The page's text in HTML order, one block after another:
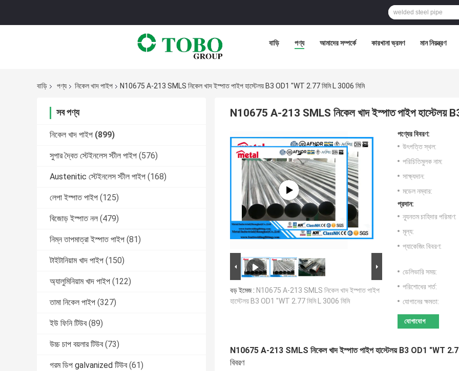
বাড়ি পণ্য আমাদের সম্পর্কে কারখানা ভ্রমণ মান নিয়ন্ত্রণ
বাড়ি পণ্য নিকেল খাদ পাইপ N10675 A-213 SMLS নিকেল খাদ ইস্পাত পাইপ হাস্টেলয় B3 OD1 "WT 2.77 মিমি L 3006 মিমি
সব পণ্য
নিকেল খাদ পাইপ (899)
সুপার দ্বৈত স্টেইনলেস স্টীল পাইপ (576)
Austenitic স্টেইনলেস স্টীল পাইপ (168)
লেপা ইস্পাত পাইপ (125)
বিজোড় ইস্পাত নল (479)
নিম্ন তাপমাত্রা ইস্পাত পাইপ (81)
টাইটানিয়াম খাদ পাইপ (150)
অ্যালুমিনিয়াম খাদ পাইপ (122)
তামা নিকেল পাইপ (327)
ইউ ফিনি টিউব (89)
উচ্চ চাপ বয়লার টিউব (73)
গরম ডিপ galvanized টিউব (61)
N10675 A-213 SMLS নিকেল খাদ ইস্পাত পাইপ হাস্টেলয়
বড় ইমেজ : N10675 A-213 SMLS নিকেল খাদ ইস্পাত পাইপ
হাস্টেলয় B3 OD1 "WT 2.77 মিমি L 3006 মিমি
পণ্যের বিবরণ:
উৎপত্তি স্থল:
পরিচিতিমুলক নাম:
সাক্ষ্যদান:
মডেল নম্বার:
প্রদান:
ন্যূনতম চাহিদার পরিমাণ:
মূল্য:
প্যাকেজিং বিবরণ:
ডেলিভারি সময়:
পরিশোধের শর্ত:
যোগানের ক্ষমতা:
যোগাযোগ
N10675 A-213 SMLS নিকেল খাদ ইস্পাত পাইপ হাস্টেলয় B3 OD1 "WT
বিবরণ